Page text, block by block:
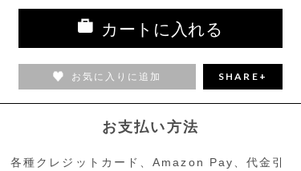
カートに入れる
お気に入りに追加 SHARE+
お支払い方法
各種クレジットカード、Amazon Pay、代金引